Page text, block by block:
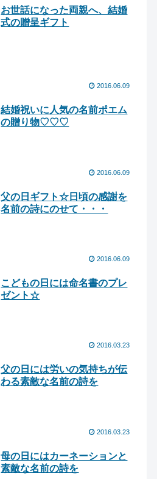
お世話になった両親へ、結婚
式の贈呈ギフト
2016.06.09
結婚祝いに人気の名前ポエム
の贈り物♡♡♡
2016.06.09
父の日ギフト☆日頃の感謝を
名前の詩にのせて・・・
2016.06.09
こどもの日には命名書のプレ
ゼント☆
2016.03.23
父の日には労いの気持ちが伝
わる素敵な名前の詩を
2016.03.23
母の日にはカーネーションと
素敵な名前の詩を